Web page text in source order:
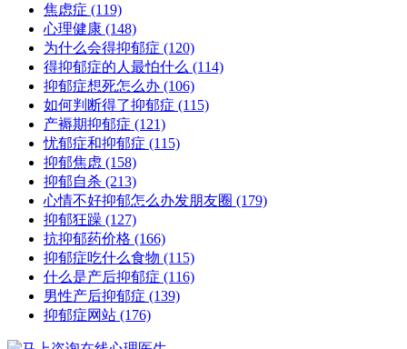
焦虑症 (119)
心理健康 (148)
为什么会得抑郁症 (120)
得抑郁症的人最怕什么 (114)
抑郁症想死怎么办 (106)
如何判断得了抑郁症 (115)
产褥期抑郁症 (121)
忧郁症和抑郁症 (115)
抑郁焦虑 (158)
抑郁自杀 (213)
心情不好抑郁怎么办发朋友圈 (179)
抑郁狂躁 (127)
抗抑郁药价格 (166)
抑郁症吃什么食物 (115)
什么是产后抑郁症 (116)
男性产后抑郁症 (139)
抑郁症网站 (176)